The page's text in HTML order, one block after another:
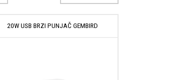
20W USB BRZI PUNJAČ GEMBIRD